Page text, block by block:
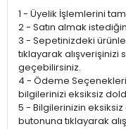
1 - Üyelik İşlemlerini
2 - Satın almak
3 - Sepetinizdeki
tıklayarak alışverişinizi
geçebilirsiniz.
4 - Ödeme
bilgilerinizi eksiksiz
5 - Bilgilerinizin
butonuna tıklayarak